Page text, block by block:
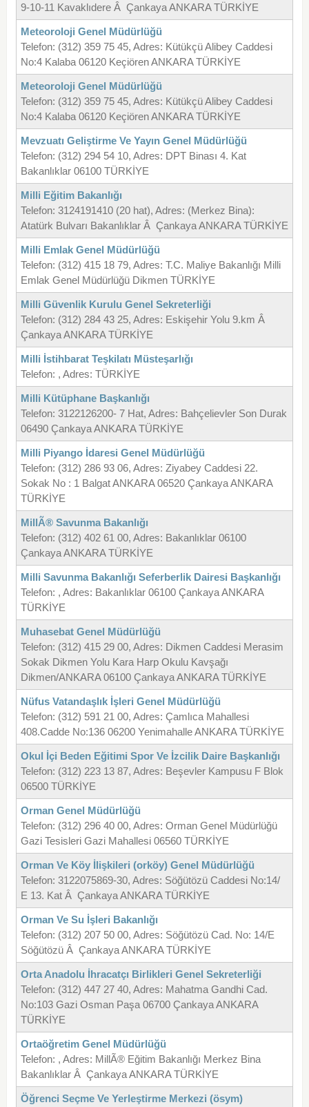
9-10-11 Kavaklıdere Â Çankaya ANKARA TÜRKİYE
Meteoroloji Genel Müdürlüğü
Telefon: (312) 359 75 45, Adres: Kütükçü Alibey Caddesi
No:4 Kalaba 06120 Keçiören ANKARA TÜRKİYE
Meteoroloji Genel Müdürlüğü
Telefon: (312) 359 75 45, Adres: Kütükçü Alibey Caddesi
No:4 Kalaba 06120 Keçiören ANKARA TÜRKİYE
Mevzuatı Geliştirme Ve Yayın Genel Müdürlüğü
Telefon: (312) 294 54 10, Adres: DPT Binası 4. Kat
Bakanlıklar 06100 TÜRKİYE
Milli Eğitim Bakanlığı
Telefon: 3124191410 (20 hat), Adres: (Merkez Bina):
Atatürk Bulvarı Bakanlıklar Â Çankaya ANKARA TÜRKİYE
Milli Emlak Genel Müdürlüğü
Telefon: (312) 415 18 79, Adres: T.C. Maliye Bakanlığı Milli
Emlak Genel Müdürlüğü Dikmen TÜRKİYE
Milli Güvenlik Kurulu Genel Sekreterliği
Telefon: (312) 284 43 25, Adres: Eskişehir Yolu 9.km Â
Çankaya ANKARA TÜRKİYE
Milli İstihbarat Teşkilatı Müsteşarlığı
Telefon: , Adres: TÜRKİYE
Milli Kütüphane Başkanlığı
Telefon: 3122126200- 7 Hat, Adres: Bahçelievler Son Durak
06490 Çankaya ANKARA TÜRKİYE
Milli Piyango İdaresi Genel Müdürlüğü
Telefon: (312) 286 93 06, Adres: Ziyabey Caddesi 22.
Sokak No : 1 Balgat ANKARA 06520 Çankaya ANKARA
TÜRKİYE
MillÃ® Savunma Bakanlığı
Telefon: (312) 402 61 00, Adres: Bakanlıklar 06100
Çankaya ANKARA TÜRKİYE
Milli Savunma Bakanlığı Seferberlik Dairesi Başkanlığı
Telefon: , Adres: Bakanlıklar 06100 Çankaya ANKARA
TÜRKİYE
Muhasebat Genel Müdürlüğü
Telefon: (312) 415 29 00, Adres: Dikmen Caddesi Merasim
Sokak Dikmen Yolu Kara Harp Okulu Kavşağı
Dikmen/ANKARA 06100 Çankaya ANKARA TÜRKİYE
Nüfus Vatandaşlık İşleri Genel Müdürlüğü
Telefon: (312) 591 21 00, Adres: Çamlıca Mahallesi
408.Cadde No:136 06200 Yenimahalle ANKARA TÜRKİYE
Okul İçi Beden Eğitimi Spor Ve İzcilik Daire Başkanlığı
Telefon: (312) 223 13 87, Adres: Beşevler Kampusu F Blok
06500 TÜRKİYE
Orman Genel Müdürlüğü
Telefon: (312) 296 40 00, Adres: Orman Genel Müdürlüğü
Gazi Tesisleri Gazi Mahallesi 06560 TÜRKİYE
Orman Ve Köy İlişkileri (orköy) Genel Müdürlüğü
Telefon: 3122075869-30, Adres: Söğütözü Caddesi No:14/
E 13. Kat Â Çankaya ANKARA TÜRKİYE
Orman Ve Su İşleri Bakanlığı
Telefon: (312) 207 50 00, Adres: Söğütözü Cad. No: 14/E
Söğütözü Â Çankaya ANKARA TÜRKİYE
Orta Anadolu İhracatçı Birlikleri Genel Sekreterliği
Telefon: (312) 447 27 40, Adres: Mahatma Gandhi Cad.
No:103 Gazi Osman Paşa 06700 Çankaya ANKARA
TÜRKİYE
Ortaöğretim Genel Müdürlüğü
Telefon: , Adres: MillÃ® Eğitim Bakanlığı Merkez Bina
Bakanlıklar Â Çankaya ANKARA TÜRKİYE
Öğrenci Seçme Ve Yerleştirme Merkezi (ösym)